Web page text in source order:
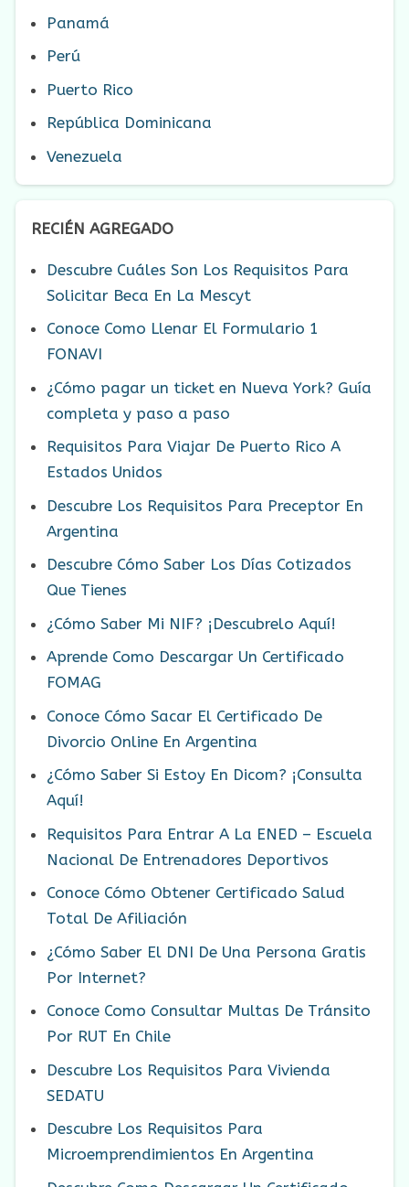
Panamá
Perú
Puerto Rico
República Dominicana
Venezuela
RECIÉN AGREGADO
Descubre Cuáles Son Los Requisitos Para
Solicitar Beca En La Mescyt
Conoce Como Llenar El Formulario 1
FONAVI
¿Cómo pagar un ticket en Nueva York? Guía
completa y paso a paso
Requisitos Para Viajar De Puerto Rico A
Estados Unidos
Descubre Los Requisitos Para Preceptor En
Argentina
Descubre Cómo Saber Los Días Cotizados
Que Tienes
¿Cómo Saber Mi NIF? ¡Descubrelo Aquí!
Aprende Como Descargar Un Certificado
FOMAG
Conoce Cómo Sacar El Certificado De
Divorcio Online En Argentina
¿Cómo Saber Si Estoy En Dicom? ¡Consulta
Aquí!
Requisitos Para Entrar A La ENED – Escuela
Nacional De Entrenadores Deportivos
Conoce Cómo Obtener Certificado Salud
Total De Afiliación
¿Cómo Saber El DNI De Una Persona Gratis
Por Internet?
Conoce Como Consultar Multas De Tránsito
Por RUT En Chile
Descubre Los Requisitos Para Vivienda
SEDATU
Descubre Los Requisitos Para
Microemprendimientos En Argentina